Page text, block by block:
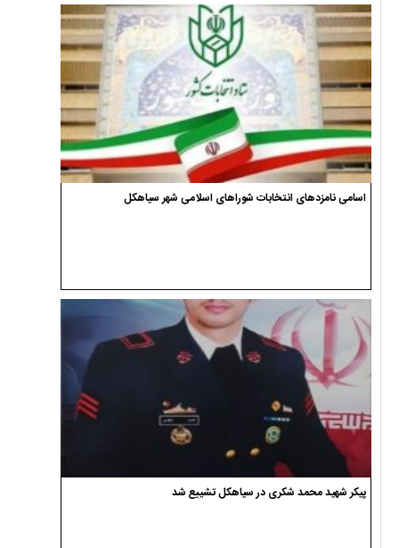
اسامی نامزدهای انتخابات شوراهای اسلامی شهر سیاهکل
پیکر شهید محمد شکری در سیاهکل تشییع شد